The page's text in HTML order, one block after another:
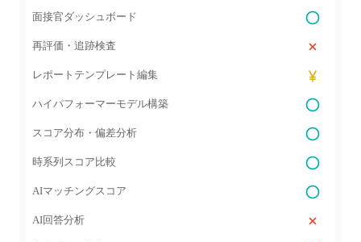
面接官ダッシュボード
再評価・追跡検査
レポートテンプレート編集
ハイパフォーマーモデル構築
スコア分布・偏差分析
時系列スコア比較
AIマッチングスコア
AI回答分析